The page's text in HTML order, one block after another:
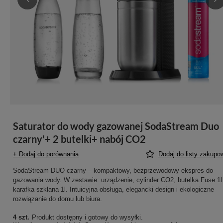
Saturator do wody gazowanej SodaStream Duo
czarny'+ 2 butelki+ nabój CO2
+ Dodaj do porównania Dodaj do listy
SodaStream DUO czarny – kompaktowy, bezprzewodowy ekspres do
gazowania wody. W zestawie: urządzenie, cylinder CO2, butelka Fuse
karafka szklana 1l. Intuicyjna obsługa, elegancki design i ekologiczne
rozwiązanie do domu lub biura.
4 szt. Produkt dostępny i gotowy do wysyłki